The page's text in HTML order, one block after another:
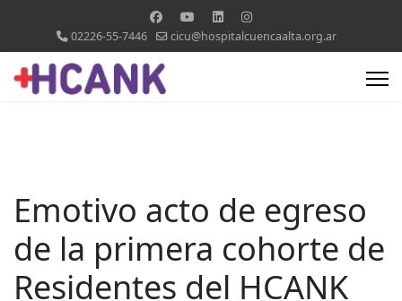
02226-55-7446 cicu@hospitalcuencaalta.org.ar
Emotivo acto de egreso
de la primera cohorte de
Residentes del HCANK